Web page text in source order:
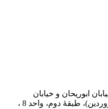
ابوریحان و خیابان
دانشگاه، شمارۀ 1182 (ساختمان فروردین)، طبقۀ دوم، واحد 8 ،